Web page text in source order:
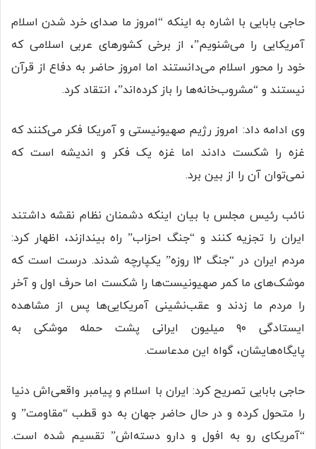
حاجی بابایی با اشاره به اینکه “امروز ما صدای خرد شدن اسلام
آمریکایی را می‌شنویم”، از برخی کشورهای عربی اسلامی که
خود را محور اسلام می‌دانستند اما امروز حاضر به دفاع از قرآن
نیستند و “مشروب‌خانه‌ها را باز کرده‌اند”، انتقاد کرد.
وی ادامه داد: امروز رژیم صهیونیستی و آمریکا فکر می‌کنند که
غزه را شکست دادند اما غزه یک فکر و اندیشه است که
نمی‌توان آن را از بین برد.
نائب رئیس مجلس با بیان اینکه دشمنان نظام نقشه داشتند
ایران را تجزیه کنند و “جنگ احزاب” راه بیندازند، اظهار کرد:
مردم ایران در “جنگ ۱۲ روزه” یکپارچه شدند. درست است که
موشک‌های ما کمر صهیونیست‌ها را شکست اما حرف اول و آخر
را مردم ما زدند و عقب‌نشینی آمریکایی‌ها پس از مشاهده
ایستادگی ۹۰ میلیون ایرانی پشت حمله موشکی به
پایگاه‌هایشان، گواه این مدعاست.
حاجی بابایی تصریح کرد: ایران با اسلام و پیامبر واقعی‌اش دنیا
را متحول کرده و در حال حاضر جهان به دو قطب “مقاومت” و
“آمریکای رو به افول و دارو دسته‌اش” تقسیم شده است.